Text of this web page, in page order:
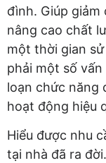
đình. Giúp
nâng cao chất
một thời gian
phải một số
loạn chức năng
hoạt động hiệu
Hiểu được nhu
tại nhà đã ra